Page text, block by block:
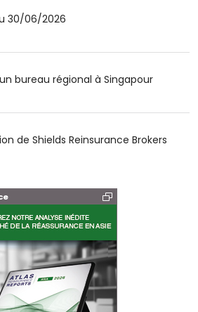
30/06/2026
bureau régional à Singapour
de Shields Reinsurance Brokers